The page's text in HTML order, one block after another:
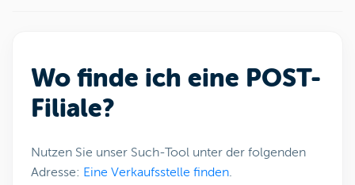
Wo finde ich eine POST-
Filiale?
Nutzen Sie unser Such-Tool unter der folgenden
Adresse: Eine Verkaufsstelle finden.